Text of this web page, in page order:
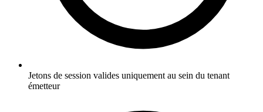
Jetons de session valides uniquement au sein du tenant
émetteur